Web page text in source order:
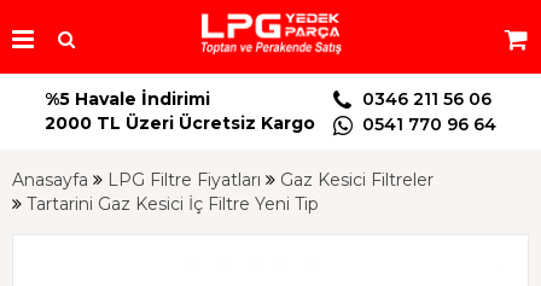
%5 Havale İndirimi
2000 TL Üzeri Ücretsiz Kargo
0346 211 56 06
0541 770 96 64
Anasayfa LPG Filtre Fiyatları
Gaz Kesici Filtreler
Tartarini Gaz Kesici İç Filtre Yeni Tip